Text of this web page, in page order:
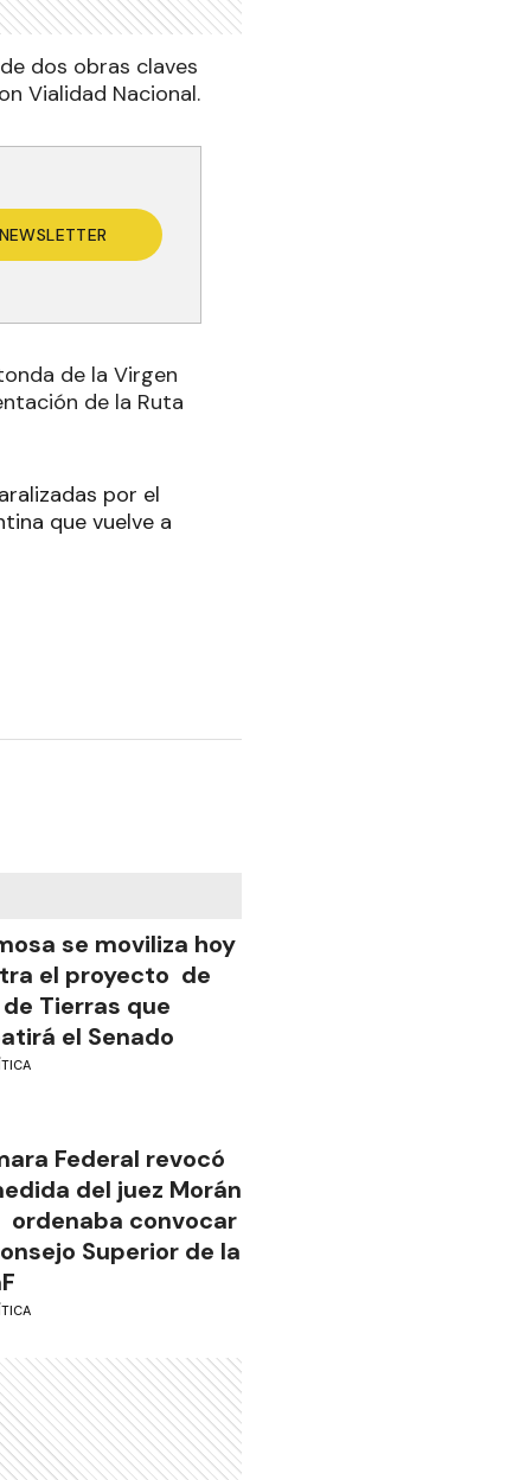
dos obras claves
Vialidad Nacional.
de la Virgen
de la Ruta
por el
que vuelve a
se moviliza hoy
el proyecto de
Tierras que
el Senado
Federal revocó
del juez Morán
ordenaba convocar
Superior de la